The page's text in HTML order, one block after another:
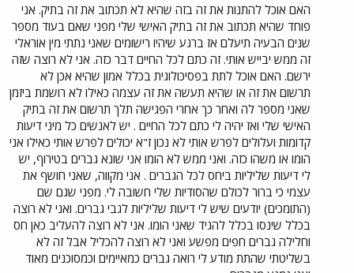
האם אוכל להתנות את זה בזה שהיא לא תכתוב את זה בתיק. אני
פוחד שהיא תכתוב את זה בתיק האישי שלי מפני שאם בעוד מספר
שנים הבעיה תיעלם אז ברגע שיהיו רישומים שאני נתתי מין אוראלי
זה ממש יבייש אותי. זה כתם לכל החיים דבר כזה. אני לא רוצה שזה
ירשם. האם אוכל לתת בפסיכולוגית בכלל אמון שהיא אכן לא
תרשום את זה או שהיא תעשה את זה עצמה כאילו לא רושמת ביזמן
שאני מספר לה ואחר כך אחרי הפגישה תלך תרשום את זה בתיק
האישי שלי ואז יהיה לי כתם לכל החיים . יש לאנשים כל מיני דיעות
קדומות ועלולים לפרש אותי לא נכון ז"א יכולים לפרש אותי כאילו אני
הומו או משהו כזה. ואני ממש לא הומו אני שונא גברים בטירוף, יש
לי דיעות שליליות ביחס לכל הגברים . אני מקווה, שאני חושף את
עצמי כי ברור לכולם שהסודיות שלי חשובה לי. מפני שגם שם
(התומכים) יודעים שיש לי דיעות שליליות לגבי גברים. ואני לא רוצה
בכלל שינסו בכלל להגיד שאני הומו. אני לא רוצה להעליב כאן חס
וחלילה גברים חפים מפשע ואני לא רוצה להכליל אבל זה לא
בשליטתי שהתת מודע לי רואה גברים כמאיימים וכמסוכנים מאוד